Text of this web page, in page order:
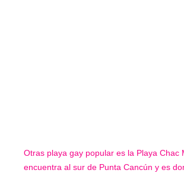
Otras playa gay popular es la Playa Chac
encuentra al sur de Punta Cancún y es